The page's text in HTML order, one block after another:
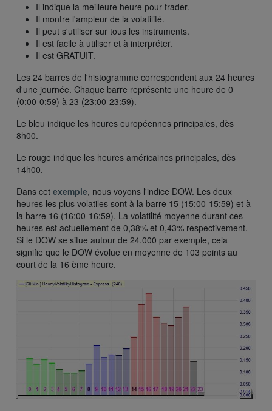
Il indique la meilleure heure pour trader.
Il montre l'ampleur de la volatilité.
Il peut s'utiliser sur tous les instruments.
Il est facile à utiliser et à interpréter.
Il est GRATUIT.
Les 24 barres de l'histogramme correspondent aux 24 heures
d'une journée. Chaque barre représente une heure de 0
(0:00-0:59) à 23 (23:00-23:59).
Le bleu indique les heures européennes principales, dès
8h00.
Le rouge indique les heures américaines principales, dès
14h00.
Dans cet exemple, nous voyons l'indice DOW. Les deux
heures les plus volatiles sont à la barre 15 (15:00-15:59) et à
la barre 16 (16:00-16:59). La volatilité moyenne durant ces
heures est actuellement de 0,38% et 0,43% respectivement.
Si le DOW se situe autour de 24.000 par exemple, cela
signifie que le DOW évolue en moyenne de 103 points au
court de la 16 ème heure.